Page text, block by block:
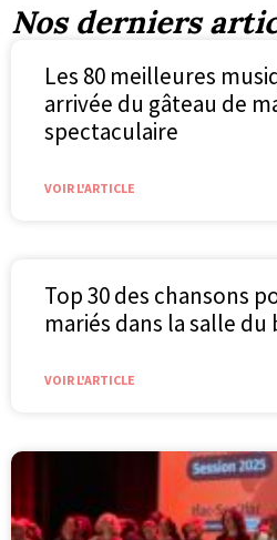
Nos derniers
Les 80 meilleures
arrivée du gâteau de
spectaculaire
VOIR L'ARTICLE
Top 30 des chansons
mariés dans la salle
VOIR L'ARTICLE